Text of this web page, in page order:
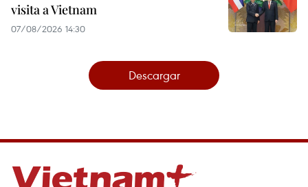
visita a Vietnam
07/08/2026 14:30
Descargar